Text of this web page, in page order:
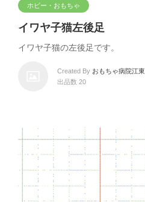
ホビー・おもちゃ
イワヤ子猫左後足
イワヤ子猫の左後足です。
Created By おもちゃ病院江東
出品数 20